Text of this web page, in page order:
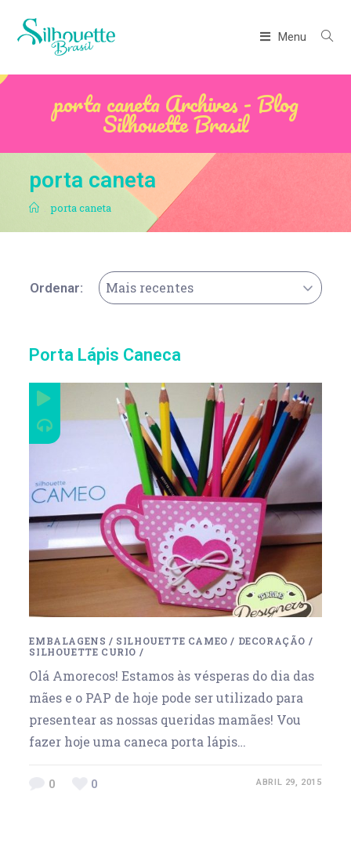
Menu
porta caneta Archives - Blog
Silhouette Brasil
porta caneta
. porta caneta
Ordenar: Mais recentes
Porta Lápis Caneca
EMBALAGENS / SILHOUETTE CAMEO / DECORAÇÃO /
SILHOUETTE CURIO /
Olá Amorecos! Estamos às vésperas do dia das
mães e o PAP de hoje pode ser utilizado para
presentear as nossas queridas mamães! Vou
fazer hoje uma caneca porta lápis…
0 0 ABRIL 29, 2015